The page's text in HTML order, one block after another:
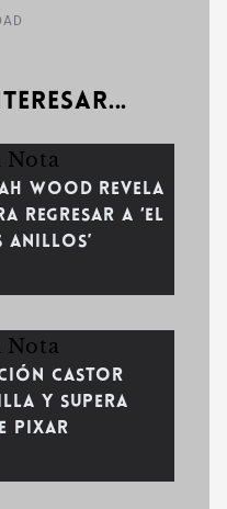
Wood revela
regresar a ‘El
Anillos’
Castor
y supera
Pixar